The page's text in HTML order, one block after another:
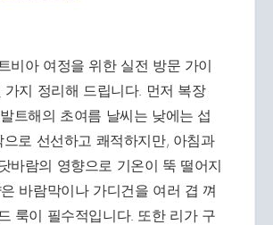
비아 여정을 위한 실전 방문 가이
가지 정리해 드립니다. 먼저 복장
트해의 초여름 날씨는 낮에는 섭
로 선선하고 쾌적하지만, 아침과
바람의 영향으로 기온이 뚝 떨어지
바람막이나 가디건을 여러 겹 껴
룩이 필수적입니다. 또한 리가 구